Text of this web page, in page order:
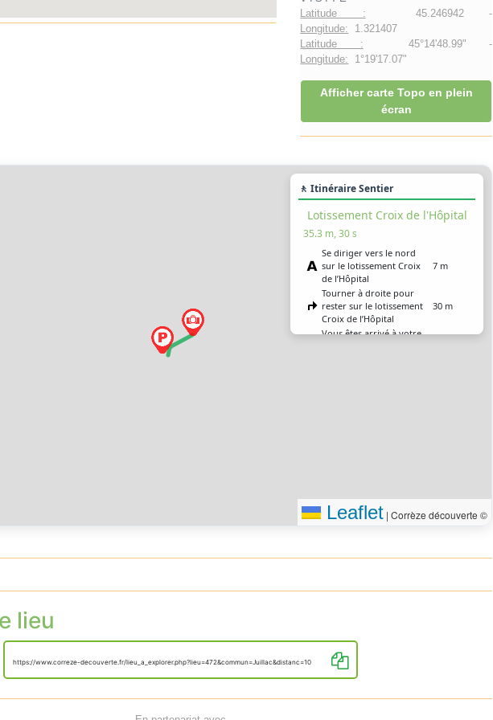
Latitude : 45.246942 -
Longitude: 1.321407
Latitude : 45°14'48.99" -
Longitude: 1°19'17.07"
Afficher carte Topo en plein
écran
🚶 Itinéraire Sentier
Lotissement Croix de l'Hôpital
35.3 m, 30 s
Se diriger vers le nord
sur le lotissement Croix
de l’Hôpital
7 m
Tourner à droite pour
rester sur le lotissement
Croix de l’Hôpital
30 m
Vous êtes arrivé à votre
Leaflet | Corrèze découverte ©
lieu
https://www.correze-decouverte.fr/lieu_a_explorer.php?lieu=472&commun=Juillac&distanc=10